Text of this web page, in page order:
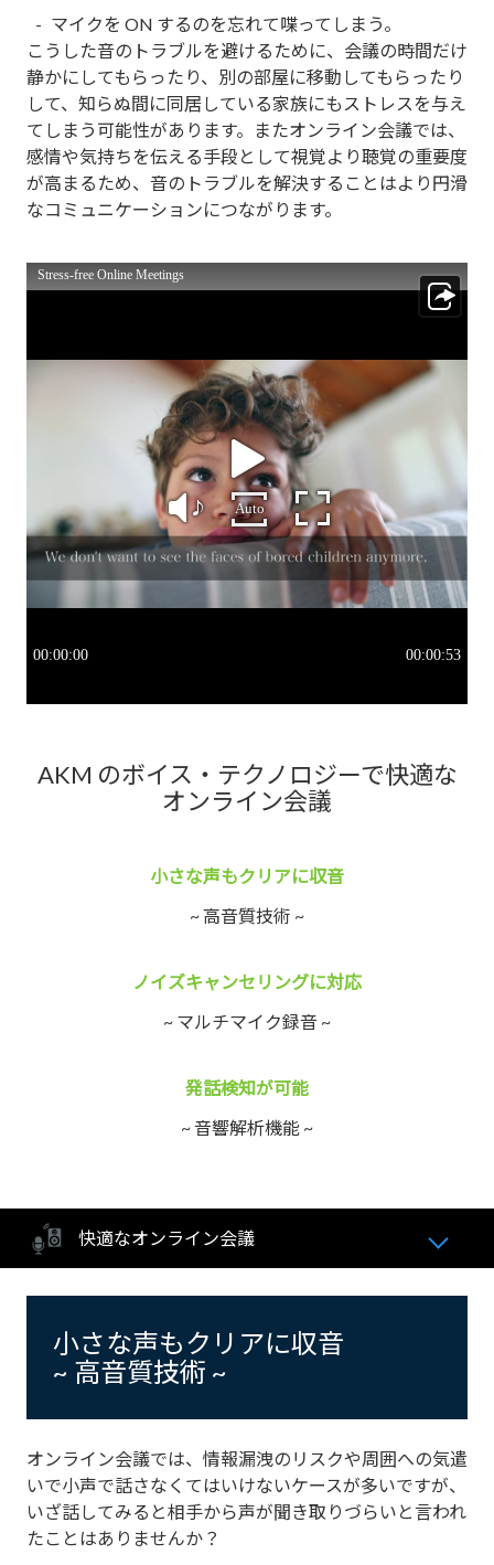
マイクを ON するのを忘れて喋ってしまう。
こうした音のトラブルを避けるために、会議の時間だけ
静かにしてもらったり、別の部屋に移動してもらったり
して、知らぬ間に同居している家族にもストレスを与え
てしまう可能性があります。またオンライン会議では、
感情や気持ちを伝える手段として視覚より聴覚の重要度
が高まるため、音のトラブルを解決することはより円滑
なコミュニケーションにつながります。
AKM のボイス・テクノロジーで快適な
オンライン会議
小さな声もクリアに収音
~ 高音質技術 ~
ノイズキャンセリングに対応
~ マルチマイク録音 ~
発話検知が可能
~ 音響解析機能 ~
快適なオンライン会議
小さな声もクリアに収音
~ 高音質技術 ~
オンライン会議では、情報漏洩のリスクや周囲への気遣
いで小声で話さなくてはいけないケースが多いですが、
いざ話してみると相手から声が聞き取りづらいと言われ
たことはありませんか？